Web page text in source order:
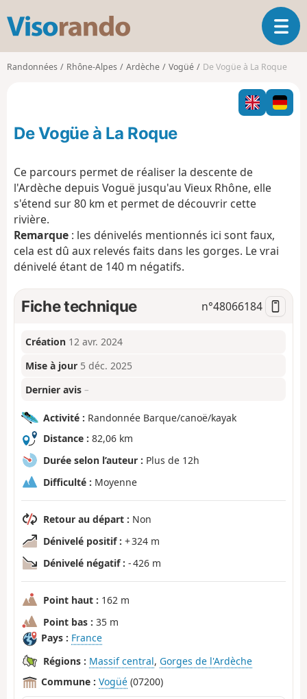
s
o
o
O
u
i
r
l
Randonnées Rhône-Alpes Ardèche Vogüé De Vogüe à La Roque
De Vogüe à La Roque
Ce parcours permet de réaliser la descente de
l'Ardèche depuis Voguë jusqu'au Vieux Rhône, elle
s'étend sur 80 km et permet de découvrir cette
rivière.
Remarque : les dénivelés mentionnés ici sont faux,
cela est dû aux relevés faits dans les gorges. Le vrai
dénivelé étant de 140 m négatifs.
Fiche technique n°48066184
Création 12 avr. 2024
Mise à jour 5 déc. 2025
Dernier avis –
Activité : Randonnée Barque/canoë/kayak
Distance : 82,06 km
Durée selon l’auteur : Plus de 12h
Difficulté : Moyenne
Retour au départ : Non
Dénivelé positif : + 324 m
Dénivelé négatif : - 426 m
Point haut : 162 m
Point bas : 35 m
Pays : France
Régions : Massif central, Gorges de l'Ardèche
Commune : Vogüé (07200)